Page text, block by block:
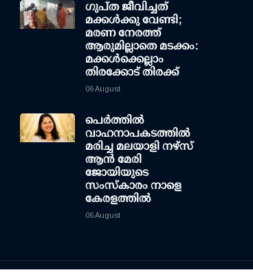
ഗുപ്ത ജീവിച്ചത്
മക്കള്‍ക്കു വേണ്ടി;
മരണ നേരത്ത്
ആരുമില്ലാതെ മടക്കം:
മക്കള്‍ക്കെല്ലാം
തിരക്കോട് തിരക്ക്
06 August
പെർത്തിൽ
വാഹനാപകടത്തിൽ
മരിച്ച മലയാളി നഴ്സ്
ആൻ മേരി
ജോയിയുടെ
സംസ്കാരം നാളെ
കേരളത്തിൽ
06 August